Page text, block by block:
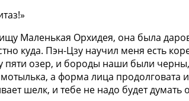
Маленькая Орхидея, она была
куда. Пэн-Цзу научил меня есть
озер, и бороды наши были
а форма лица продолговата
шелк, и тебе не надо будет